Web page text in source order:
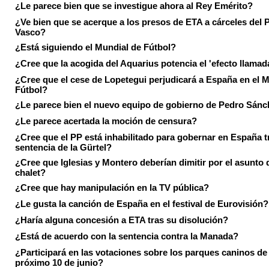
¿Le parece bien que se investigue ahora al Rey Emérito?
¿Ve bien que se acerque a los presos de ETA a cárceles del
Vasco?
¿Está siguiendo el Mundial de Fútbol?
¿Cree que la acogida del Aquarius potencia el 'efecto
¿Cree que el cese de Lopetegui perjudicará a España en el
Fútbol?
¿Le parece bien el nuevo equipo de gobierno de Pedro
¿Le parece acertada la moción de censura?
¿Cree que el PP está inhabilitado para gobernar en España
sentencia de la Gürtel?
¿Cree que Iglesias y Montero deberían dimitir por el asunto
chalet?
¿Cree que hay manipulación en la TV pública?
¿Le gusta la canción de España en el festival de Eurovisión?
¿Haría alguna concesión a ETA tras su disolución?
¿Está de acuerdo con la sentencia contra la Manada?
¿Participará en las votaciones sobre los parques caninos de
próximo 10 de junio?